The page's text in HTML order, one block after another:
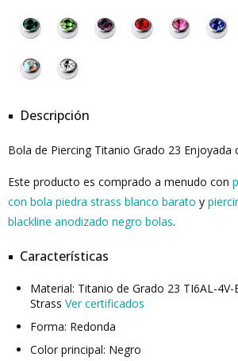
Descripción
Bola de Piercing Titanio Grado 23 Enjoyada
Este producto es comprado a menudo con
con bola piedra strass blanco barato y
blackline anodizado negro bolas.
Características
Material: Titanio de Grado 23 TI6AL-4V-
Strass Ver certificados
Forma: Redonda
Color principal: Negro